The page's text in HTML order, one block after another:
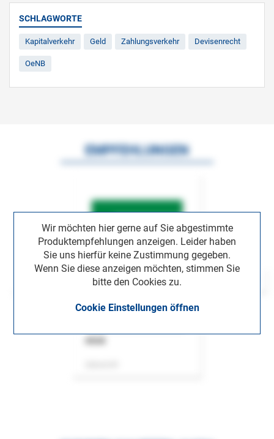
SCHLAGWORTE
Kapitalverkehr Geld Zahlungsverkehr Devisenrecht
OeNB
Wir möchten hier gerne auf Sie abgestimmte
Produktempfehlungen anzeigen. Leider haben
Sie uns hierfür keine Zustimmung gegeben.
Wenn Sie diese anzeigen möchten, stimmen Sie
bitte den Cookies zu.
Cookie Einstellungen öffnen
EMPFEHLUNGEN